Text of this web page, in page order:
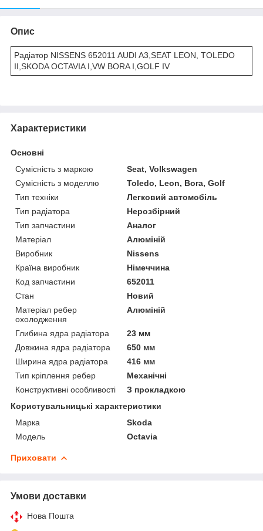
Опис
Радіатор NISSENS 652011 AUDI A3,SEAT LEON, TOLEDO
II,SKODA OCTAVIA I,VW BORA I,GOLF IV
Характеристики
Основні
Сумісність з маркою
Seat, Volkswagen
Сумісність з моделлю
Toledo, Leon, Bora, Golf
Тип техніки
Легковий автомобіль
Тип радіатора
Нерозбірний
Тип запчастини
Аналог
Матеріал
Алюміній
Виробник
Nissens
Країна виробник
Німеччина
Код запчастини
652011
Стан
Новий
Матеріал ребер
охолодження
Алюміній
Глибина ядра радіатора
23 мм
Довжина ядра радіатора
650 мм
Ширина ядра радіатора
416 мм
Тип кріплення ребер
Механічні
Конструктивні особливості
З прокладкою
Користувальницькі характеристики
Марка
Skoda
Модель
Octavia
Приховати
Умови доставки
Нова Пошта